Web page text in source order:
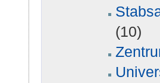
(10)